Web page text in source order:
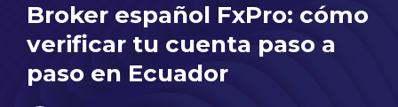
Broker español FxPro: cómo
verificar tu cuenta paso a
paso en Ecuador